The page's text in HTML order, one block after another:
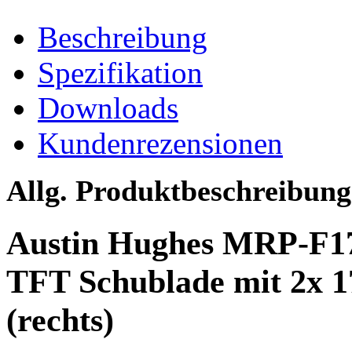
Beschreibung
Spezifikation
Downloads
Kundenrezensionen
Allg. Produktbeschreibung
Austin Hughes MRP-
TFT Schublade mit 2x
(rechts)